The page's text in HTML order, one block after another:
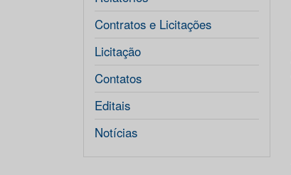
Contratos e Licitações
Licitação
Contatos
Editais
Notícias